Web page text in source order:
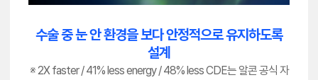
수술 중 눈 안 환경을 보다 안정적으로 유지하도록
설계
※ 2X faster / 41% less energy / 48% less CDE는 알콘 공식 자